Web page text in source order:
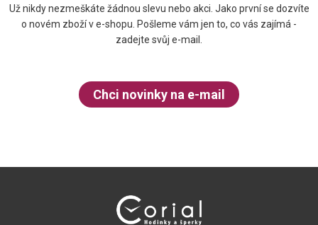
Už nikdy nezmeškáte žádnou slevu nebo akci. Jako první se dozvíte
o novém zboží v e-shopu. Pošleme vám jen to, co vás zajímá -
zadejte svůj e-mail.
Chci novinky na e-mail